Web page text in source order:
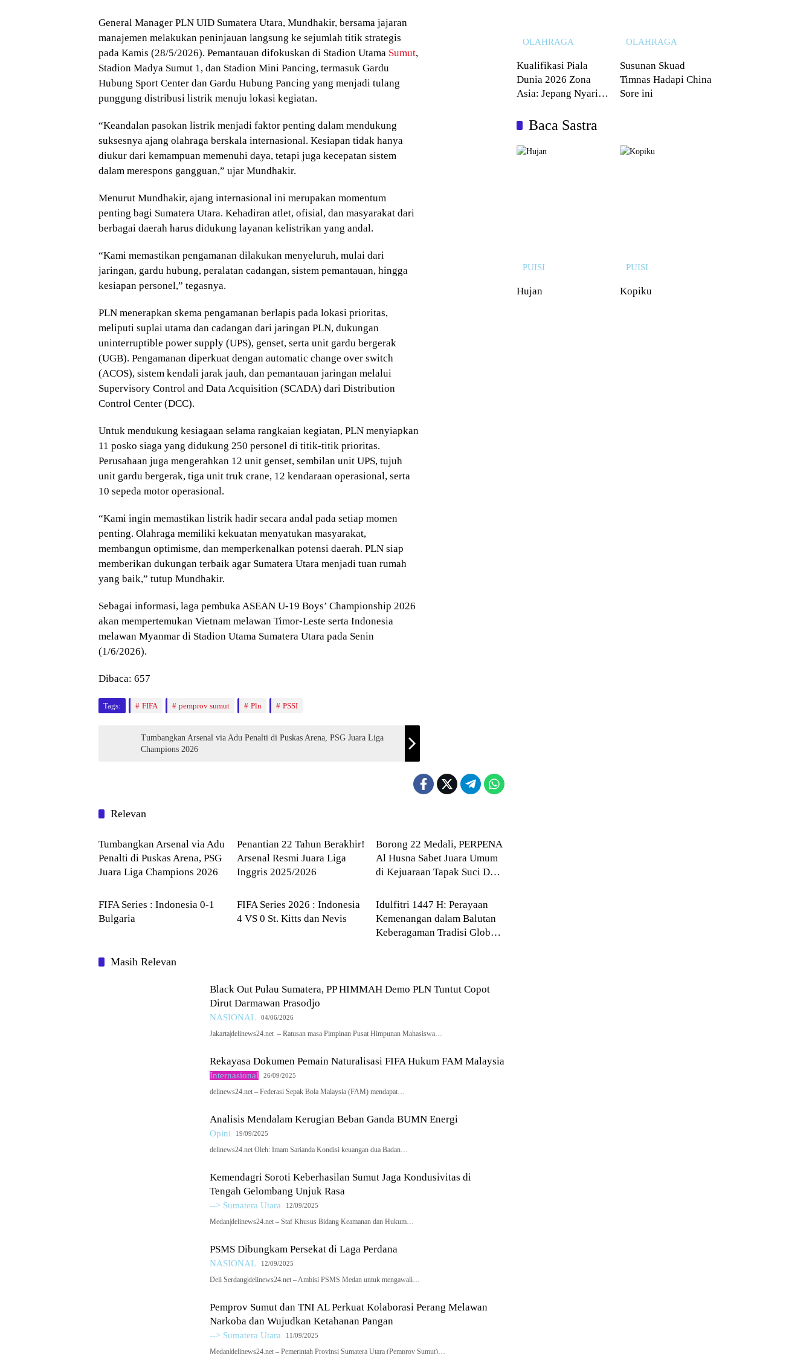
General Manager PLN UID Sumatera Utara, Mundhakir, bersama jajaran
manajemen melakukan peninjauan langsung ke sejumlah titik strategis
pada Kamis (28/5/2026). Pemantauan difokuskan di Stadion Utama Sumut,
Stadion Madya Sumut 1, dan Stadion Mini Pancing, termasuk Gardu
Hubung Sport Center dan Gardu Hubung Pancing yang menjadi tulang
punggung distribusi listrik menuju lokasi kegiatan.
“Keandalan pasokan listrik menjadi faktor penting dalam mendukung
suksesnya ajang olahraga berskala internasional. Kesiapan tidak hanya
diukur dari kemampuan memenuhi daya, tetapi juga kecepatan sistem
dalam merespons gangguan,” ujar Mundhakir.
Menurut Mundhakir, ajang internasional ini merupakan momentum
penting bagi Sumatera Utara. Kehadiran atlet, ofisial, dan masyarakat dari
berbagai daerah harus didukung layanan kelistrikan yang andal.
“Kami memastikan pengamanan dilakukan menyeluruh, mulai dari
jaringan, gardu hubung, peralatan cadangan, sistem pemantauan, hingga
kesiapan personel,” tegasnya.
PLN menerapkan skema pengamanan berlapis pada lokasi prioritas,
meliputi suplai utama dan cadangan dari jaringan PLN, dukungan
uninterruptible power supply (UPS), genset, serta unit gardu bergerak
(UGB). Pengamanan diperkuat dengan automatic change over switch
(ACOS), sistem kendali jarak jauh, dan pemantauan jaringan melalui
Supervisory Control and Data Acquisition (SCADA) dari Distribution
Control Center (DCC).
Untuk mendukung kesiagaan selama rangkaian kegiatan, PLN menyiapkan
11 posko siaga yang didukung 250 personel di titik-titik prioritas.
Perusahaan juga mengerahkan 12 unit genset, sembilan unit UPS, tujuh
unit gardu bergerak, tiga unit truk crane, 12 kendaraan operasional, serta
10 sepeda motor operasional.
“Kami ingin memastikan listrik hadir secara andal pada setiap momen
penting. Olahraga memiliki kekuatan menyatukan masyarakat,
membangun optimisme, dan memperkenalkan potensi daerah. PLN siap
memberikan dukungan terbaik agar Sumatera Utara menjadi tuan rumah
yang baik,” tutup Mundhakir.
Sebagai informasi, laga pembuka ASEAN U-19 Boys’ Championship 2026
akan mempertemukan Vietnam melawan Timor-Leste serta Indonesia
melawan Myanmar di Stadion Utama Sumatera Utara pada Senin
(1/6/2026).
Dibaca: 657
Tags: FIFA pemprov sumut Pln PSSI
Tumbangkan Arsenal via Adu Penalti di Puskas Arena, PSG Juara Liga
Champions 2026
Relevan
Internasional
Tumbangkan Arsenal via Adu
Penalti di Puskas Arena, PSG
Juara Liga Champions 2026
Penantian 22 Tahun Berakhir!
Arsenal Resmi Juara Liga
Inggris 2025/2026
Borong 22 Medali, PERPENA
Al Husna Sabet Juara Umum
di Kejuaraan Tapak Suci Deli
OLAHRAGA
FIFA Series : Indonesia 0-1
Bulgaria
OLAHRAGA
FIFA Series 2026 : Indonesia
4 VS 0 St. Kitts dan Nevis
BUDAYA
Idulfitri 1447 H: Perayaan
Kemenangan dalam Balutan
Keberagaman Tradisi Global
Masih Relevan
Black Out Pulau Sumatera, PP HIMMAH Demo PLN Tuntut Copot
Dirut Darmawan Prasodjo
NASIONAL 04/06/2026
Jakarta|delinews24.net – Ratusan masa Pimpinan Pusat Himpunan Mahasiswa…
Rekayasa Dokumen Pemain Naturalisasi FIFA Hukum FAM Malaysia
Internasional 26/09/2025
delinews24.net – Federasi Sepak Bola Malaysia (FAM) mendapat…
Analisis Mendalam Kerugian Beban Ganda BUMN Energi
Opini 19/09/2025
delinews24.net Oleh: Imam Sarianda Kondisi keuangan dua Badan…
Kemendagri Soroti Keberhasilan Sumut Jaga Kondusivitas di
Tengah Gelombang Unjuk Rasa
--> Sumatera Utara 12/09/2025
Medan|delinews24.net – Staf Khusus Bidang Keamanan dan Hukum…
PSMS Dibungkam Persekat di Laga Perdana
NASIONAL 12/09/2025
Deli Serdang|delinews24.net – Ambisi PSMS Medan untuk mengawali…
Pemprov Sumut dan TNI AL Perkuat Kolaborasi Perang Melawan
Narkoba dan Wujudkan Ketahanan Pangan
--> Sumatera Utara 11/09/2025
Medan|delinews24.net – Pemerintah Provinsi Sumatera Utara (Pemprov Sumut)…
OLAHRAGA
Kualifikasi Piala
Dunia 2026 Zona
Asia: Jepang Nyaris
OLAHRAGA
Susunan Skuad
Timnas Hadapi China
Sore ini
Baca Sastra
PUISI
Hujan
PUISI
Kopiku